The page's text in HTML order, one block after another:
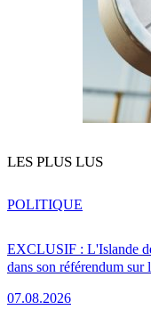
LES PLUS LUS
EXCLUSIF : L'Islande
dans son référendum sur
07.08.2026
POLITIQUE